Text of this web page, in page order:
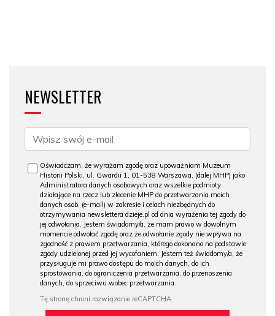
NEWSLETTER
Oświadczam, że wyrażam zgodę oraz upoważniam Muzeum
Historii Polski, ul. Gwardii 1, 01-538 Warszawa, (dalej MHP) jako
Administratora danych osobowych oraz wszelkie podmioty
działające na rzecz lub zlecenie MHP do przetwarzania moich
danych osob. (e-mail) w zakresie i celach niezbędnych do
otrzymywania newslettera dzieje.pl od dnia wyrażenia tej zgody do
jej odwołania. Jestem świadomy/a, że mam prawo w dowolnym
momencie odwołać zgodę oraz że odwołanie zgody nie wpływa na
zgodność z prawem przetwarzania, którego dokonano na podstawie
zgody udzielonej przed jej wycofaniem. Jestem też świadomy/a, że
przysługuje mi prawo dostępu do moich danych, do ich
sprostowania, do ograniczenia przetwarzania, do przenoszenia
danych, do sprzeciwu wobec przetwarzania.